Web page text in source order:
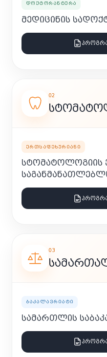
ᲓᲝᲥᲢᲝᲠᲐᲜᲢᲣᲠᲐ
ᲛᲔᲓᲘᲪᲘᲜᲘᲡ
02
ᲔᲠᲗᲡᲐᲤᲔᲮᲣᲠᲘᲐᲜᲘ
ᲡᲢᲝᲛᲐᲢᲝᲚᲝᲒᲘᲘᲡ
03
ᲑᲐᲙᲐᲚᲐᲕᲠᲘᲐᲢᲘ
ᲡᲐᲛᲐᲠᲗᲚᲘᲡ